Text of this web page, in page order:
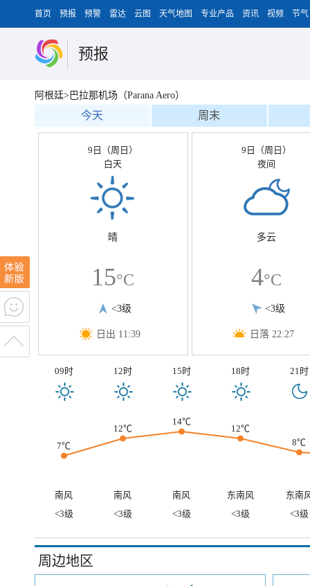
首页 预报 预警 雷达 云图 天气地图 专业产品 资讯 视频 节气
预报
阿根廷>巴拉那机场（Parana Aero）
今天 周末
9日（周日）
白天
晴
15°C
<3级
日出 11:39
9日（周日）
夜间
多云
4°C
<3级
日落 22:27
09时 12时 15时 18时 21时
7℃
12℃
14℃
12℃
8℃
南风 南风 南风 东南风
东南
<3级
<3级 <3级 <3级 <3级
周边地区